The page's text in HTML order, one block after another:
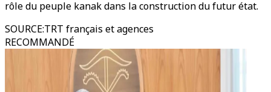
rôle du peuple kanak dans la construction du futur état.
SOURCE:TRT français et agences
RECOMMANDÉ